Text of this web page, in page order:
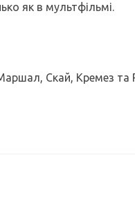
як в мультфільмі.
Скай, Кремез та